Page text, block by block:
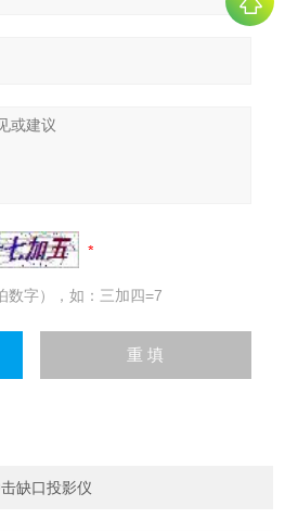
数字），如：三加四=7
缺口投影仪